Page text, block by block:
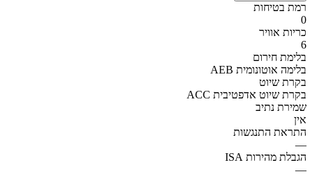
רמת בטיחות
0
כריות אוויר
6
בלימת חירום
AEB בלימה אוטונומית
בקרת שיוט
ACC בקרת שיוט אדפטיבית
שמירת נתיב
אין
התראת התנגשות
—
הגבלת מהירות ISA
—